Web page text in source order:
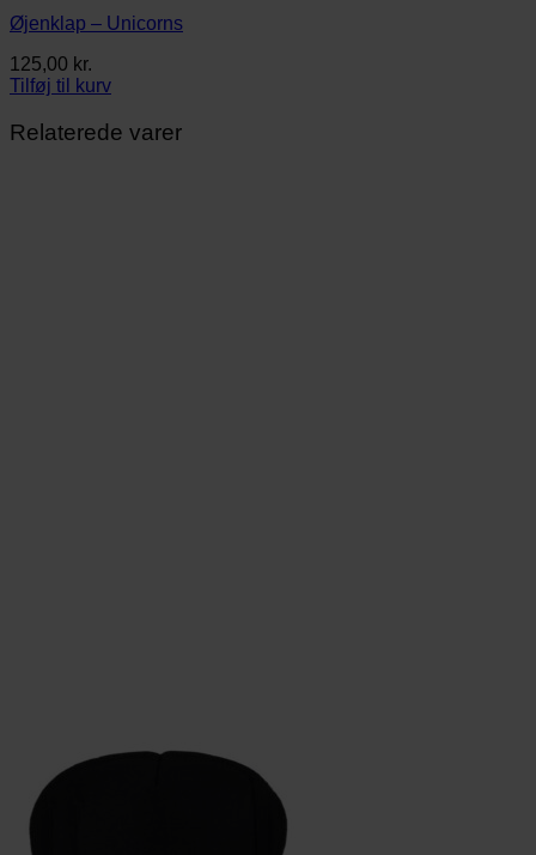
Øjenklap – Unicorns
125,00 kr.
Tilføj til kurv
Relaterede varer